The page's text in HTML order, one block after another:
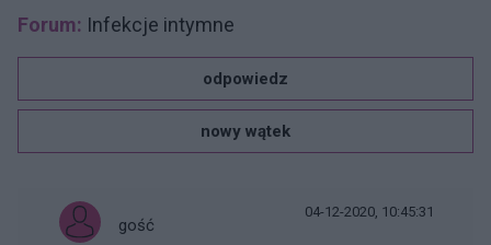
Forum: Infekcje intymne
odpowiedz
nowy wątek
gość
04-12-2020, 10:45:31